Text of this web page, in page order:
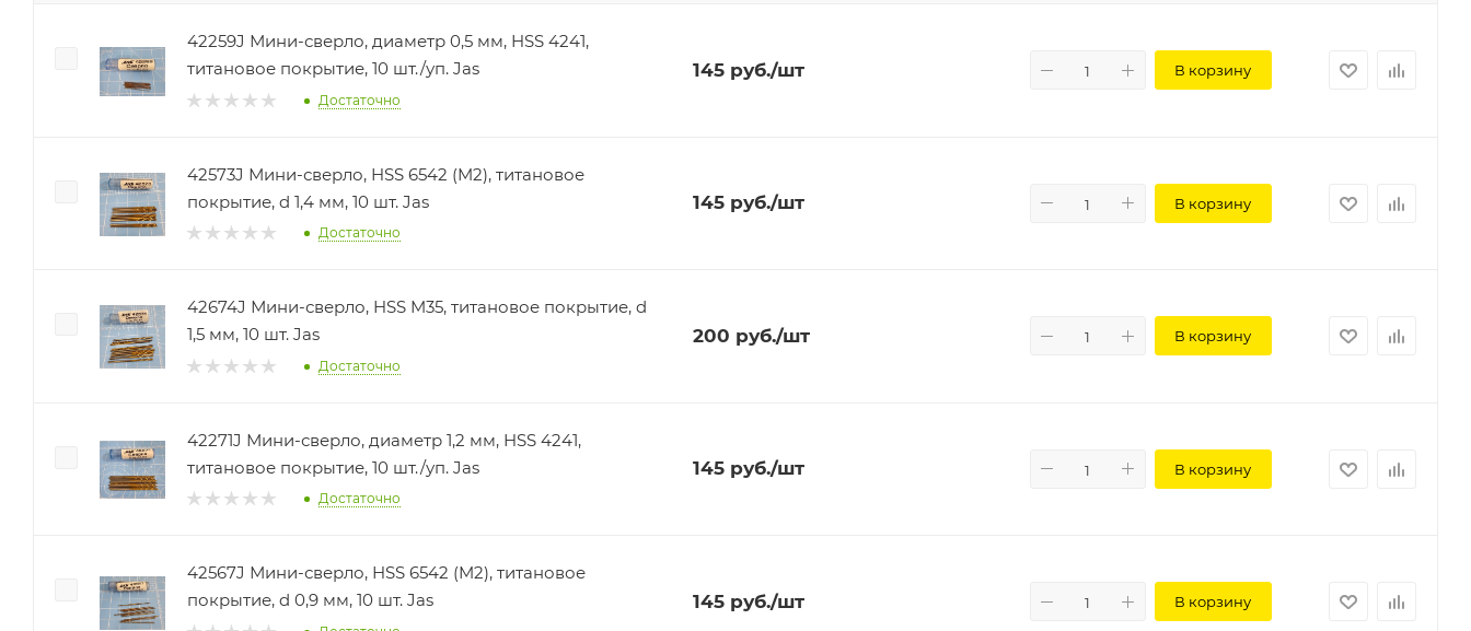
42259J Мини-сверло, диаметр 0,5 мм, HSS 4241,
титановое покрытие, 10 шт./уп. Jas
Достаточно
145руб./шт В корзину
42573J Мини-сверло, HSS 6542 (M2), титановое
покрытие, d 1,4 мм, 10 шт. Jas
Достаточно
145руб./шт В корзину
42674J Мини-сверло, HSS M35, титановое покрытие, d
1,5 мм, 10 шт. Jas
Достаточно
200 руб./шт В корзину
42271J Мини-сверло, диаметр 1,2 мм, HSS 4241,
титановое покрытие, 10 шт./уп. Jas
Достаточно
145руб./шт В корзину
42567J Мини-сверло, HSS 6542 (M2), титановое
покрытие, d 0,9 мм, 10 шт. Jas
145руб./шт В корзину